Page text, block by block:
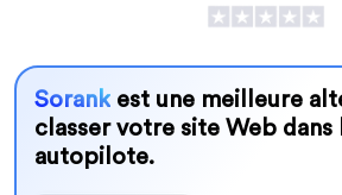
Sorankest une meilleure
classer votre site Web dans
autopilote.